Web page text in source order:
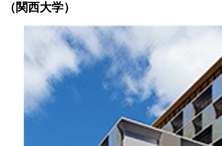
（関西大学）